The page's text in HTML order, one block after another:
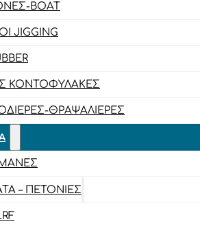
BOAT
JIGGING
ΚΟΝΤΟΦΎΛΑΚΕΣ
ΘΡΑΨΑΛΙΈΡΕΣ
– ΠΕΤΟΝΙΈΣ